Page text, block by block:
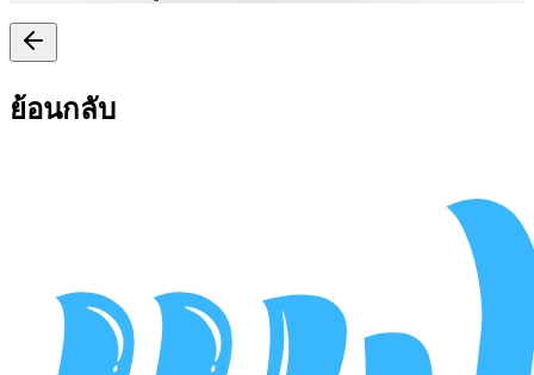
ย้อนกลับ